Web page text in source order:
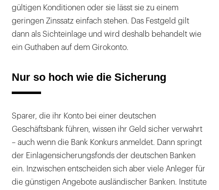
gültigen Konditionen oder sie lässt sie zu einem
geringen Zinssatz einfach stehen. Das Festgeld gilt
dann als Sichteinlage und wird deshalb behandelt wie
ein Guthaben auf dem Girokonto.
Nur so hoch wie die Sicherung
Sparer, die ihr Konto bei einer deutschen
Geschäftsbank führen, wissen ihr Geld sicher verwahrt
– auch wenn die Bank Konkurs anmeldet. Dann springt
der Einlagensicherungsfonds der deutschen Banken
ein. Inzwischen entscheiden sich aber viele Anleger für
die günstigen Angebote ausländischer Banken. Institute